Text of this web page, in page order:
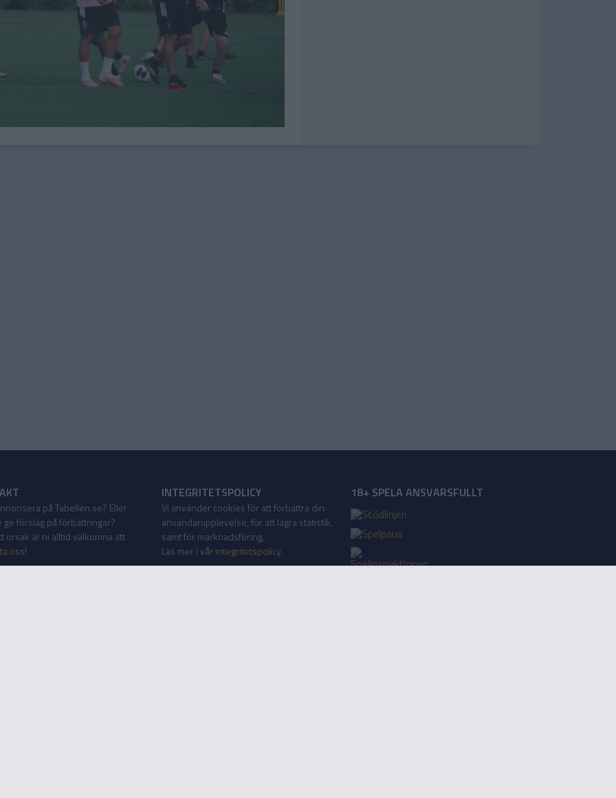
på Tabellen.se? Eller
ge förslag på förbättringar?
orsak är ni alltid välkomna att
oss!
INTEGRITETSPOLICY
Vi använder cookies för att förbättra din
användarupplevelse, för att lagra statistik,
samt för marknadsföring.
Läs mer i vår integritetspolicy.
18+ SPELA ANSVARSFULLT